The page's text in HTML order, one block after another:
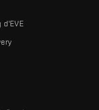
d'EVE